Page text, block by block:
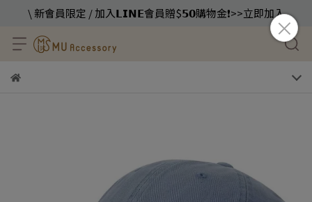
\ 新會員限定 / 加入𝗟𝗜𝗡𝗘會員贈$𝟱𝟬購物金❗️>>立即加入